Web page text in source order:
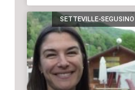
SETTEVILLE-SEGUSINO